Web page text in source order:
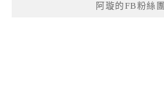
阿璇的FB粉絲團